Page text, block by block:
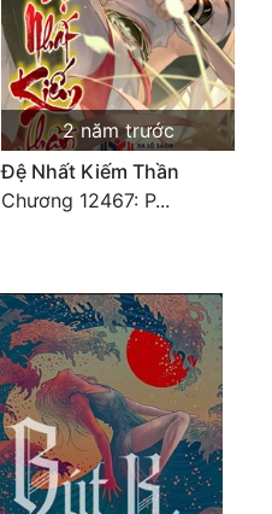
2 năm trước
Đệ Nhất Kiếm Thần
Chương 12467: P...